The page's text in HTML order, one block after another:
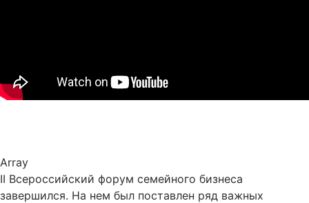
Array
II Всероссийский форум семейного бизнеса
завершился. На нем был поставлен ряд важных